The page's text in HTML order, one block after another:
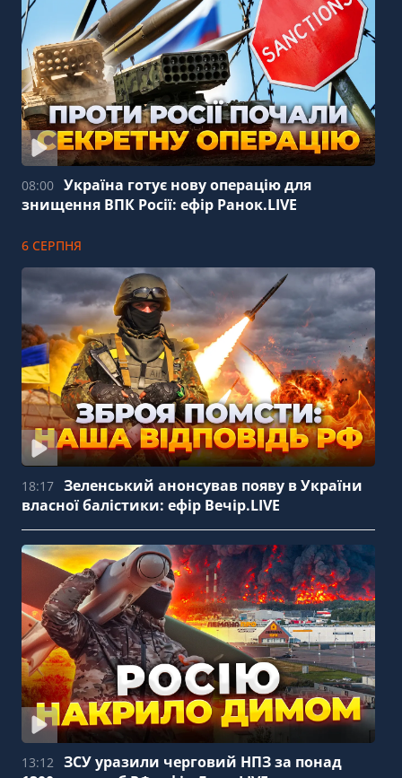
08:00 Україна готує нову операцію для
знищення ВПК Росії: ефір Ранок.LIVE
6 СЕРПНЯ
18:17 Зеленський анонсував появу в України
власної балістики: ефір Вечір.LIVE
13:12 ЗСУ уразили черговий НПЗ за понад